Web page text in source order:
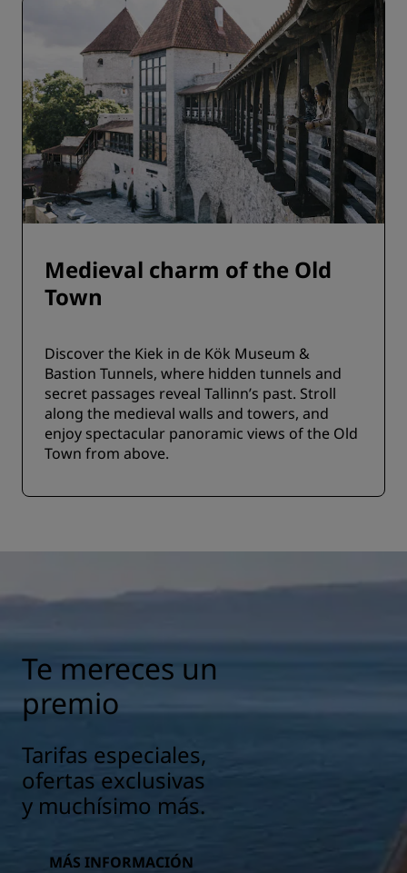
Medieval charm of the Old
Town
Discover the Kiek in de Kök Museum &
Bastion Tunnels, where hidden tunnels and
secret passages reveal Tallinn’s past. Stroll
along the medieval walls and towers, and
enjoy spectacular panoramic views of the Old
Town from above.
Te mereces un
premio
Tarifas especiales,
ofertas exclusivas
y muchísimo más.
MÁS INFORMACIÓN